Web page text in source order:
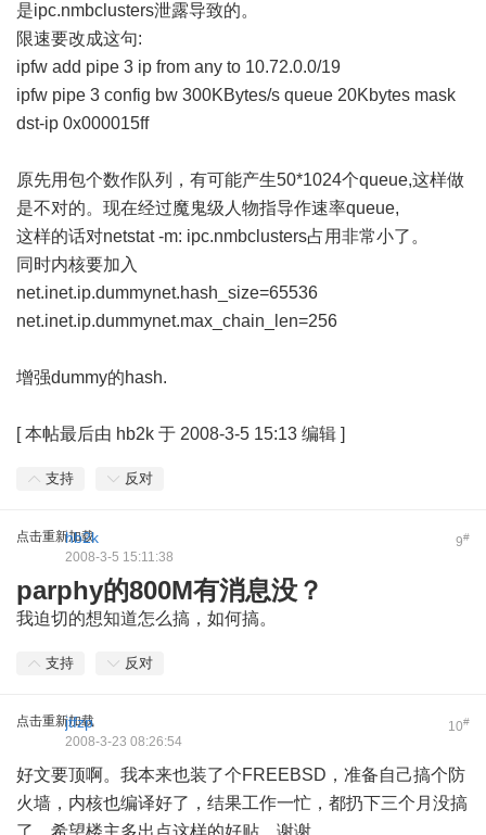
是ipc.nmbclusters泄露导致的。
限速要改成这句:
ipfw add pipe 3 ip from any to 10.72.0.0/19
ipfw pipe 3 config bw 300KBytes/s queue 20Kbytes mask
dst-ip 0x000015ff
原先用包个数作队列，有可能产生50*1024个queue,这样做
是不对的。现在经过魔鬼级人物指导作速率queue,
这样的话对netstat -m: ipc.nmbclusters占用非常小了。
同时内核要加入
net.inet.ip.dummynet.hash_size=65536
net.inet.ip.dummynet.max_chain_len=256
增强dummy的hash.
[本帖最后由 hb2k 于 2008-3-5 15:13 编辑 ]
支持 反对
点击重新加载 9#
hb2k
2008-3-5 15:11:38
parphy的800M有消息没？
我迫切的想知道怎么搞，如何搞。
支持 反对
点击重新加载 10#
jtfzp
2008-3-23 08:26:54
好文要顶啊。我本来也装了个FREEBSD，准备自己搞个防
火墙，内核也编译好了，结果工作一忙，都扔下三个月没搞
了。希望楼主多出点这样的好贴，谢谢。